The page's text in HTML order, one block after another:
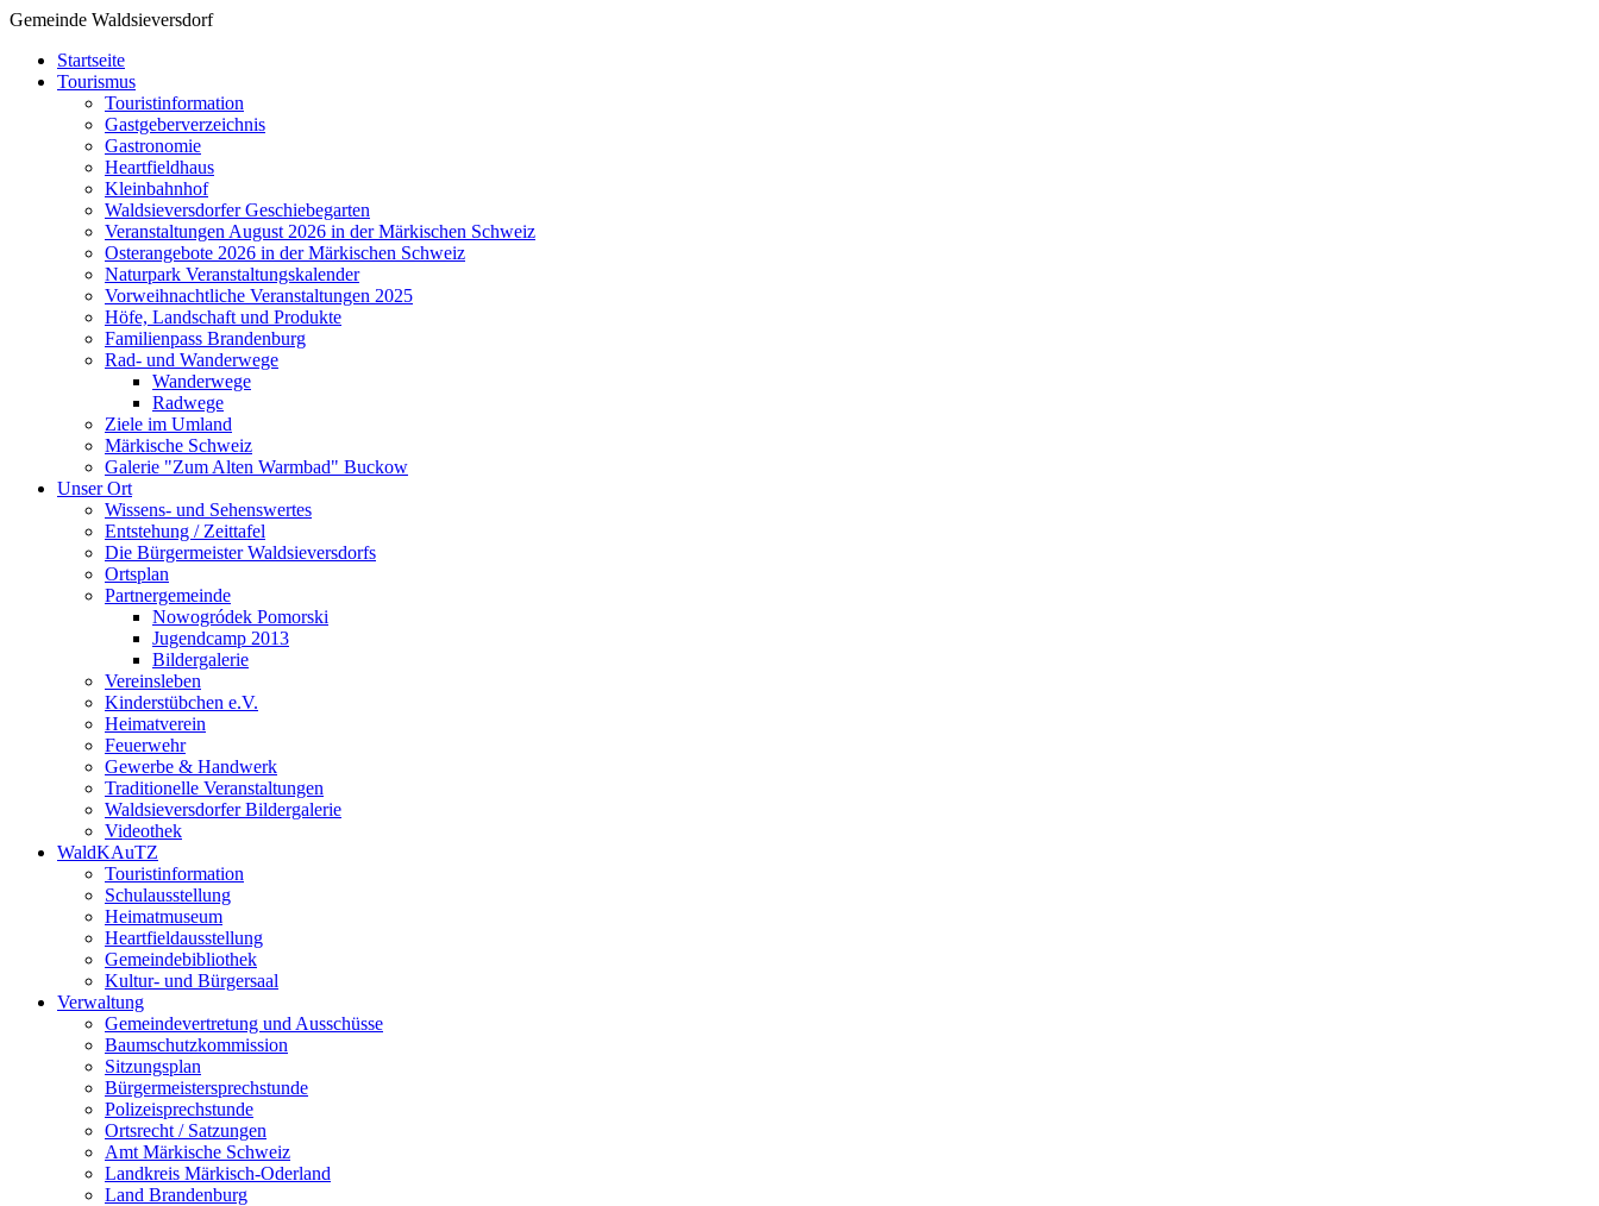
Gemeinde Waldsieversdorf
Startseite
Tourismus
Touristinformation
Gastgeberverzeichnis
Gastronomie
Heartfieldhaus
Kleinbahnhof
Waldsieversdorfer Geschiebegarten
Veranstaltungen August 2026 in der Märkischen Schweiz
Osterangebote 2026 in der Märkischen Schweiz
Naturpark Veranstaltungskalender
Vorweihnachtliche Veranstaltungen 2025
Höfe, Landschaft und Produkte
Familienpass Brandenburg
Rad- und Wanderwege
Wanderwege
Radwege
Ziele im Umland
Märkische Schweiz
Galerie "Zum Alten Warmbad" Buckow
Unser Ort
Wissens- und Sehenswertes
Entstehung / Zeittafel
Die Bürgermeister Waldsieversdorfs
Ortsplan
Partnergemeinde
Nowogródek Pomorski
Jugendcamp 2013
Bildergalerie
Vereinsleben
Kinderstübchen e.V.
Heimatverein
Feuerwehr
Gewerbe & Handwerk
Traditionelle Veranstaltungen
Waldsieversdorfer Bildergalerie
Videothek
WaldKAuTZ
Touristinformation
Schulausstellung
Heimatmuseum
Heartfieldausstellung
Gemeindebibliothek
Kultur- und Bürgersaal
Verwaltung
Gemeindevertretung und Ausschüsse
Baumschutzkommission
Sitzungsplan
Bürgermeistersprechstunde
Polizeisprechstunde
Ortsrecht / Satzungen
Amt Märkische Schweiz
Landkreis Märkisch-Oderland
Land Brandenburg